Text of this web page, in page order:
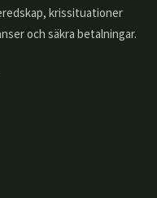
krissituationer
och säkra betalningar.